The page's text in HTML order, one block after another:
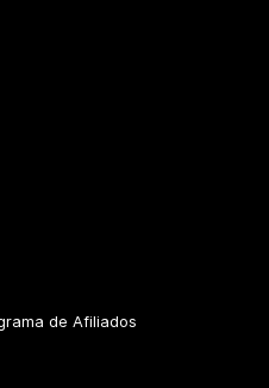
de Afiliados